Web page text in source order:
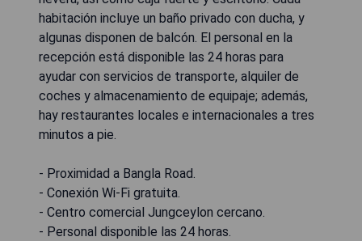
habitación incluye un baño privado con ducha, y
algunas disponen de balcón. El personal en la
recepción está disponible las 24 horas para
ayudar con servicios de transporte, alquiler de
coches y almacenamiento de equipaje; además,
hay restaurantes locales e internacionales a tres
minutos a pie.
- Proximidad a Bangla Road.
- Conexión Wi-Fi gratuita.
- Centro comercial Jungceylon cercano.
- Personal disponible las 24 horas.